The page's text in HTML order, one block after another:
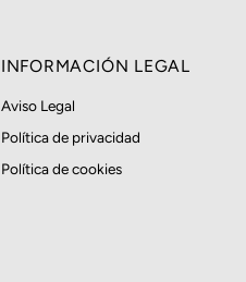
INFORMACIÓN LEGAL
Aviso Legal
Política de privacidad
Política de cookies